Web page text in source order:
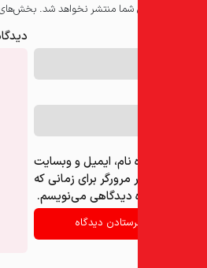
شما منتشر نخواهد شد. بخش‌های موردنیاز
نام، ایمیل و وبسایت
برای زمانی که
دیدگاهی می‌نویسم.